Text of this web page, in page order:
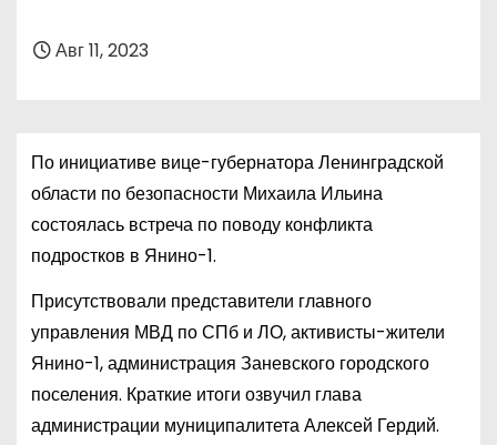
Авг 11, 2023
По инициативе вице-губернатора Ленинградской
области по безопасности Михаила Ильина
состоялась встреча по поводу конфликта
подростков в Янино-1.
Присутствовали представители главного
управления МВД по СПб и ЛО, активисты-жители
Янино-1, администрация Заневского городского
поселения. Краткие итоги озвучил глава
администрации муниципалитета Алексей Гердий.